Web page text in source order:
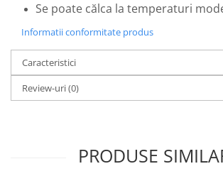
Se poate călca la temperaturi
Informatii conformitate produs
Caracteristici
Review-uri(0)
PRODUSE